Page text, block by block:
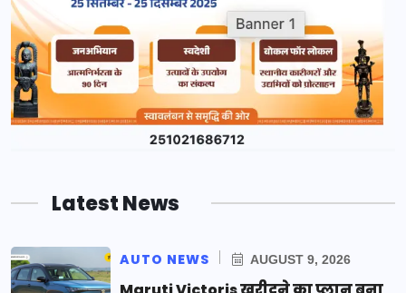
Latest News
AUTO NEWS AUGUST 9, 2026